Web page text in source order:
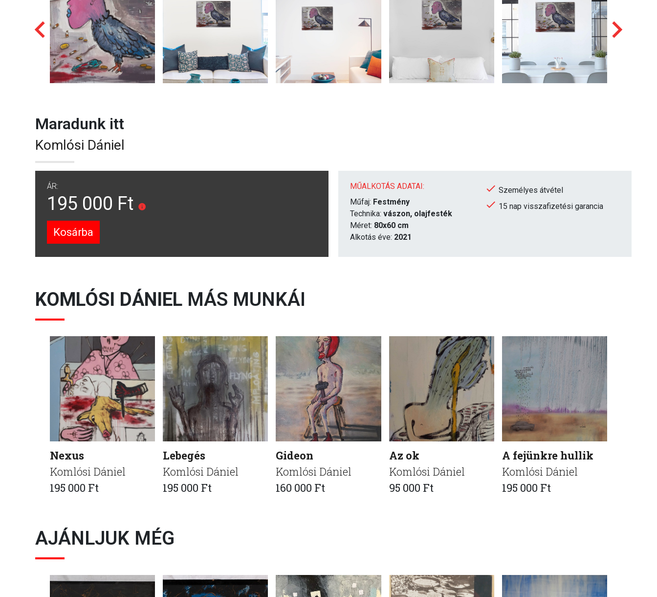
Maradunk itt
Komlósi Dániel
ÁR:
195 000 Ft
Kosárba
MŰALKOTÁS ADATAI:
Műfaj: Festmény
Technika: vászon, olajfesték
Méret: 80x60 cm
Alkotás éve: 2021
Személyes átvétel
15 nap visszafizetési garancia
KOMLÓSI DÁNIEL MÁS MUNKÁI
Nexus
Komlósi Dániel
195 000 Ft
Lebegés
Komlósi Dániel
195 000 Ft
Gideon
Komlósi Dániel
160 000 Ft
Az ok
Komlósi Dániel
95 000 Ft
A fejünkre hullik
Komlósi Dániel
195 000 Ft
AJÁNLJUK MÉG